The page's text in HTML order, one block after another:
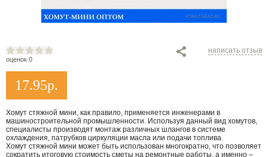
оценок 0
написать отзыв
17.95р.
Хомут стяжной мини, как правило, применяется инженерами в
машиностроительной промышленности. Используя данный вид хомутов,
специалисты производят монтаж различных шлангов в системе
охлаждения, патрубков циркуляции масла или подачи топлива.
Хомут стяжной мини может быть использован многократно, что позволяет
сократить итоговую стоимость сметы на ремонтные работы, а именно –